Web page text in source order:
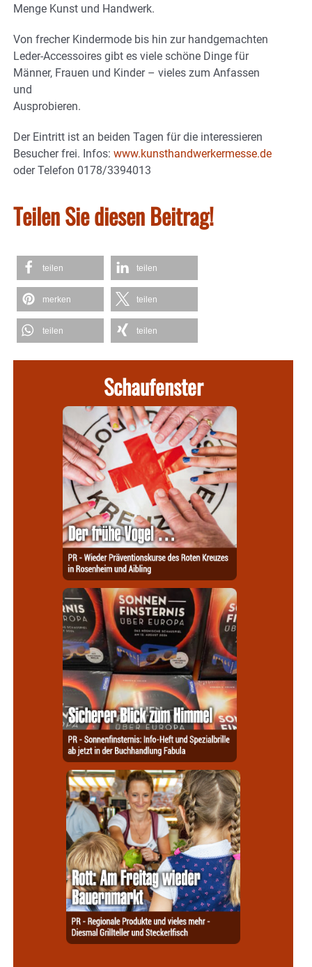
Menge Kunst und Handwerk.
Von frecher Kindermode bis hin zur handgemachten
Leder-Accessoires gibt es viele schöne Dinge für
Männer, Frauen und Kinder – vieles zum Anfassen
und
Ausprobieren.
Der Eintritt ist an beiden Tagen für die interessieren
Besucher frei. Infos: www.kunsthandwerkermesse.de
oder Telefon 0178/3394013
Teilen Sie diesen Beitrag!
teilen teilen
merken teilen
teilen teilen
Schaufenster